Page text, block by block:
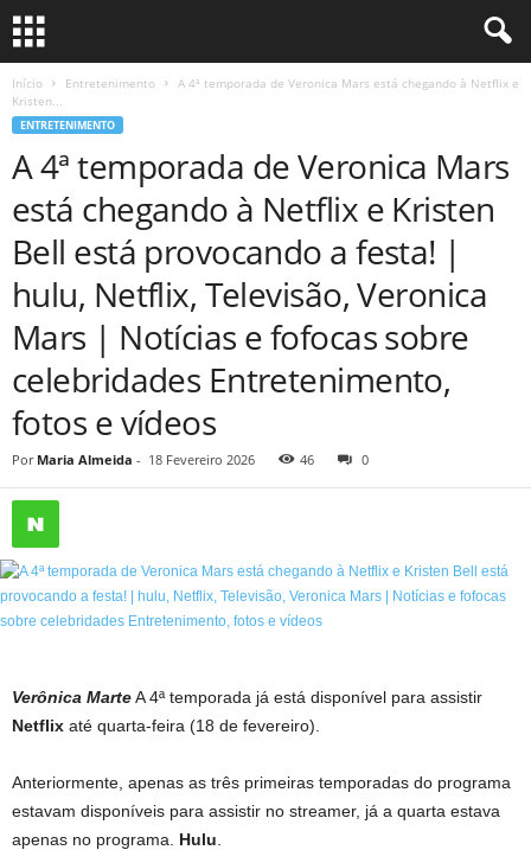
Início Entretenimento
A 4ª temporada de Veronica Mars está chegando à Netflix e
Kristen...
ENTRETENIMENTO
A 4ª temporada de Veronica Mars
está chegando à Netflix e Kristen
Bell está provocando a festa! |
hulu, Netflix, Televisão, Veronica
Mars | Notícias e fofocas sobre
celebridades Entretenimento,
fotos e vídeos
Por Maria Almeida - 18 Fevereiro 2026 46 0
Verônica MarteA 4ª temporada já está disponível para assistir
Netflix até quarta-feira (18 de fevereiro).
Anteriormente, apenas as três primeiras temporadas do programa
estavam disponíveis para assistir no streamer, já a quarta estava
apenas no programa. Hulu